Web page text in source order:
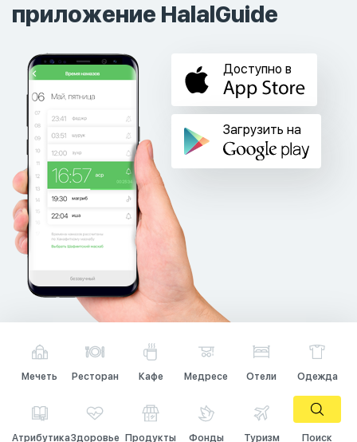
приложение HalalGuide
Доступно в
Загрузить на
Мечеть Ресторан Кафе Медресе Отели Одежда
АтрибутикаЗдоровье Продукты Фонды Туризм Поиск